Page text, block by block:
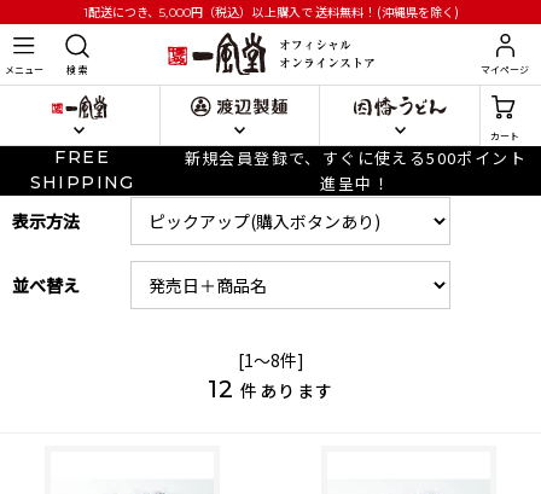
1配送につき、5,000円 （税込）以上購入で送料無料！(沖縄県を除く)
メニュー 検 索 マイページ
カート
FREE
SHIPPING
新規会員登録で、すぐに使える500ポイント
進呈中！
表示方法
並べ替え
[1～8件]
12 件あります